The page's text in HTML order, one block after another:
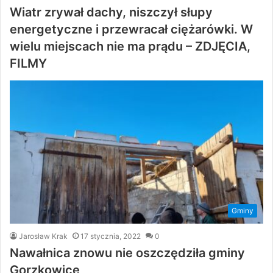
Wiatr zrywał dachy, niszczył słupy
energetyczne i przewracał ciężarówki. W
wielu miejscach nie ma prądu – ZDJĘCIA,
FILMY
Gminy
Jarosław Krak 17 stycznia, 2022 0
Nawałnica znowu nie oszczędziła gminy
Gorzkowice